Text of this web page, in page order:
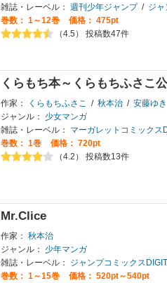
雑誌・レーベル： 週刊少年ジャンプ / ジャ
巻数： 1～12巻
価格： 475pt
（4.5） 投稿数47件
くらもち本～くらもちふさこ
作家： くらもちふさこ / 秋本治 / 安藤ゆき
ジャンル：
少女マンガ
雑誌・レーベル：
マーガレットコミックス
巻数： 1巻
価格： 720pt
（4.2） 投稿数13件
Mr.Clice
作家： 秋本治
ジャンル：
少年マンガ
雑誌・レーベル：
ジャンプコミックス
巻数： 1～15巻 価格： 520pt～540pt